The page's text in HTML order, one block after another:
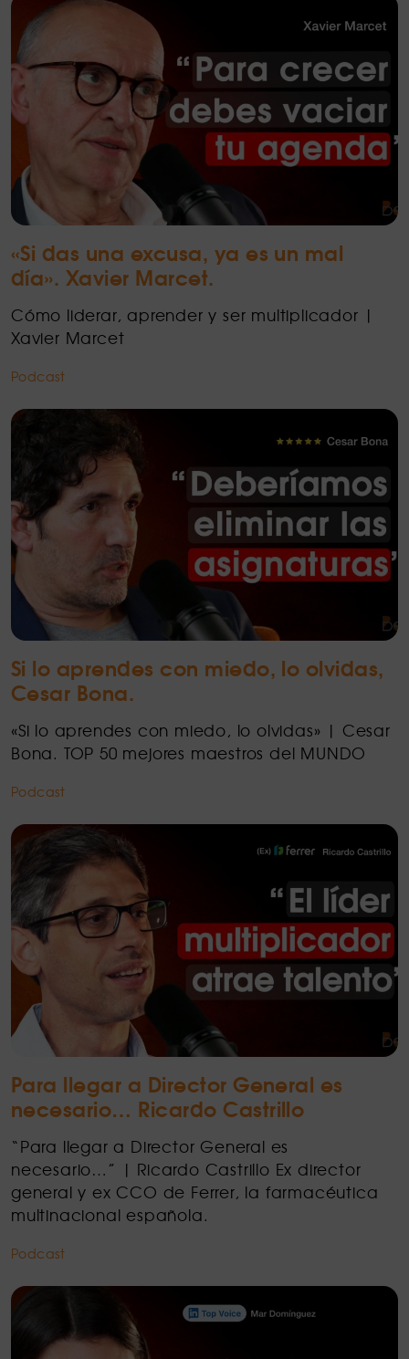
«Si das una excusa, ya es un mal
día». Xavier Marcet.
Cómo liderar, aprender y ser multiplicador |
Xavier Marcet
Podcast
Si lo aprendes con miedo, lo olvidas,
Cesar Bona.
«Si lo aprendes con miedo, lo olvidas» | Cesar
Bona. TOP 50 mejores maestros del MUNDO
Podcast
Para llegar a Director General es
necesario… Ricardo Castrillo
“Para llegar a Director General es
necesario…” | Ricardo Castrillo Ex director
general y ex CCO de Ferrer, la farmacéutica
multinacional española.
Podcast